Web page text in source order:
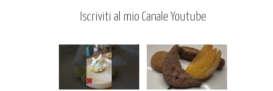
Iscriviti al mio Canale Youtube